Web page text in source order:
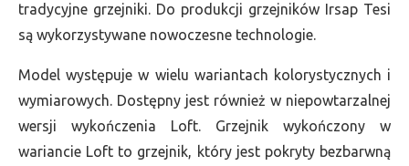
tradycyjne grzejniki. Do produkcji grzejników Irsap Tesi
są wykorzystywane nowoczesne technologie.
Model występuje w wielu wariantach kolorystycznych i
wymiarowych. Dostępny jest również w niepowtarzalnej
wersji wykończenia Loft. Grzejnik wykończony w
wariancie Loft to grzejnik, który jest pokryty bezbarwną